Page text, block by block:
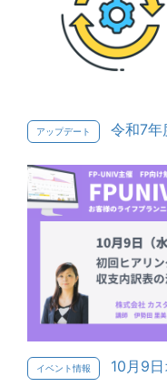
アップデート 令和7年
イベント情報 10月9